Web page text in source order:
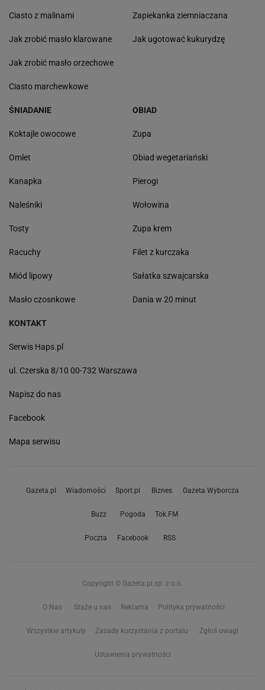
Ciasto z malinami
Jak zrobić masło klarowane
Jak zrobić masło orzechowe
Ciasto marchewkowe
Zapiekanka ziemniaczana
Jak ugotować kukurydzę
ŚNIADANIE
Koktajle owocowe
Omlet
Kanapka
Naleśniki
Tosty
Racuchy
Miód lipowy
Masło czosnkowe
OBIAD
Zupa
Obiad wegetariański
Pierogi
Wołowina
Zupa krem
Filet z kurczaka
Sałatka szwajcarska
Dania w 20 minut
KONTAKT
Serwis Haps.pl
ul. Czerska 8/10 00-732 Warszawa
Napisz do nas
Facebook
Mapa serwisu
Gazeta.pl Wiadomości Sport.pl Biznes Gazeta Wyborcza
Buzz Pogoda Tok.FM
Poczta Facebook RSS
Copyright © Gazeta.pl sp. z o.o.
O Nas Staże u nas Reklama Polityka prywatności
Wszystkie artykuły Zasady korzystania z portalu Zgłoś uwagi
Ustawienia prywatności